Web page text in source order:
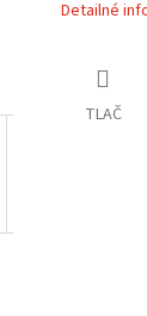
Detailné
TLAČ